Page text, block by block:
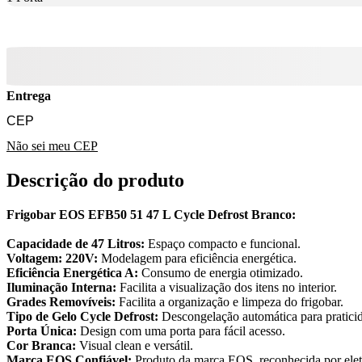
Entrega
Não sei meu CEP
Descrição do produto
Frigobar EOS EFB50 51 47 L Cycle Defrost Branco:
Capacidade de 47 Litros: Espaço compacto e funcional.
Voltagem: 220V: Modelagem para eficiência energética.
Eficiência Energética A: Consumo de energia otimizado.
Iluminação Interna: Facilita a visualização dos itens no interior.
Grades Removíveis: Facilita a organização e limpeza do frigobar.
Tipo de Gelo Cycle Defrost: Descongelação automática para
Porta Única: Design com uma porta para fácil acesso.
Cor Branca: Visual clean e versátil.